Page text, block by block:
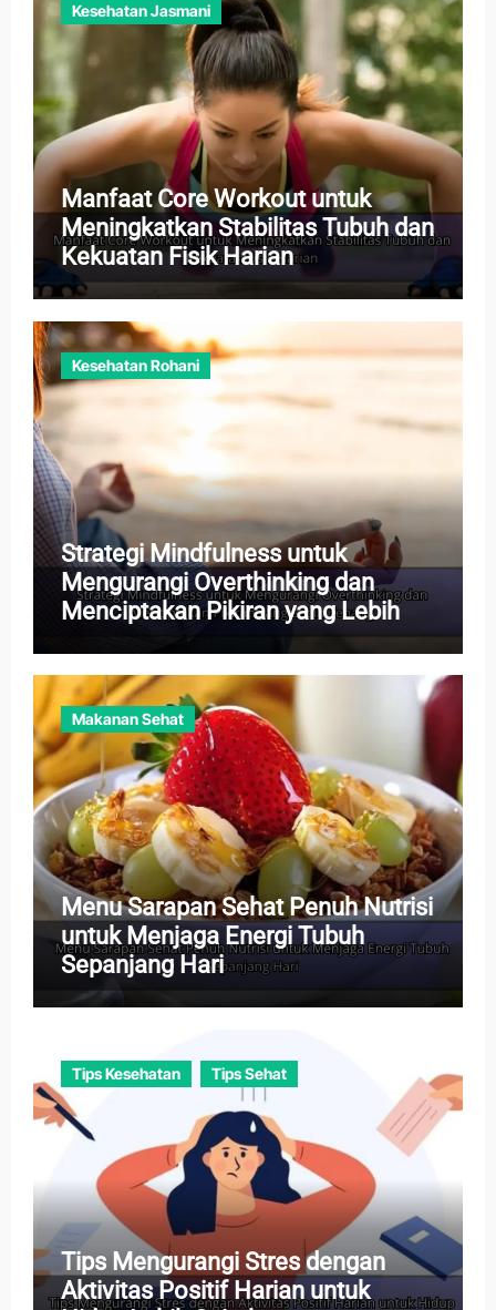
Kesehatan Jasmani
Manfaat Core Workout untuk
Meningkatkan Stabilitas Tubuh dan
Kekuatan Fisik Harian
Kesehatan Rohani
Strategi Mindfulness untuk
Mengurangi Overthinking dan
Menciptakan Pikiran yang Lebih
Makanan Sehat
Menu Sarapan Sehat Penuh Nutrisi
untuk Menjaga Energi Tubuh
Sepanjang Hari
Tips Kesehatan Tips Sehat
Tips Mengurangi Stres dengan
Aktivitas Positif Harian untuk